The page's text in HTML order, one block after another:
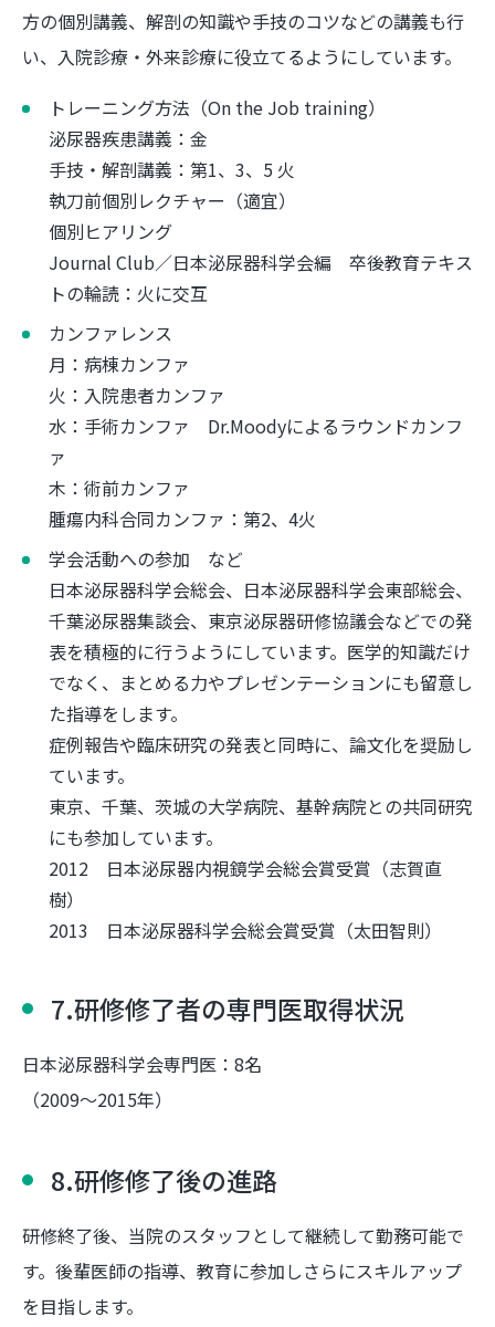
方の個別講義、解剖の知識や手技のコツなどの講義も行
い、入院診療・外来診療に役立てるようにしています。
トレーニング方法（On the Job training）
泌尿器疾患講義：金
手技・解剖講義：第1、3、5 火
執刀前個別レクチャー（適宜）
個別ヒアリング
Journal Club／日本泌尿器科学会編 卒後教育テキス
トの輪読：火に交互
カンファレンス
月：病棟カンファ
火：入院患者カンファ
水：手術カンファ Dr.Moodyによるラウンドカンフ
ァ
木：術前カンファ
腫瘍内科合同カンファ：第2、4火
学会活動への参加 など
日本泌尿器科学会総会、日本泌尿器科学会東部総会、
千葉泌尿器集談会、東京泌尿器研修協議会などでの発
表を積極的に行うようにしています。医学的知識だけ
でなく、まとめる力やプレゼンテーションにも留意し
た指導をします。
症例報告や臨床研究の発表と同時に、論文化を奨励し
ています。
東京、千葉、茨城の大学病院、基幹病院との共同研究
にも参加しています。
2012 日本泌尿器内視鏡学会総会賞受賞（志賀直
樹）
2013 日本泌尿器科学会総会賞受賞（太田智則）
7.研修修了者の専門医取得状況
日本泌尿器科学会専門医：8名
（2009～2015年）
8.研修修了後の進路
研修終了後、当院のスタッフとして継続して勤務可能で
す。後輩医師の指導、教育に参加しさらにスキルアップ
を目指します。